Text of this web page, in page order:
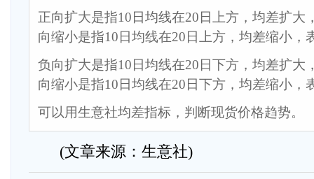
正向扩大是指10日均线在20日上方，均差扩大
向缩小是指10日均线在20日上方，均差缩小，
负向扩大是指10日均线在20日下方，均差扩大
向缩小是指10日均线在20日下方，均差缩小，
可以用生意社均差指标，判断现货价格趋势。
(文章来源：生意社)